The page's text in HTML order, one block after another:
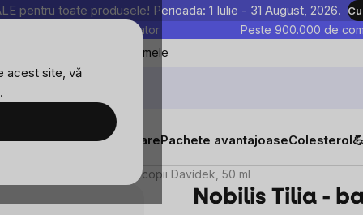
acest site, vă
.
pentru toate produsele! Perioada: 1 Iulie - 31 August, 2026.
sunt testate în laborator Peste 900.000 de
Favoritele mele
Suplimente alimentarePachete avantajoaseColesterol
de eucalipt pentru copii Davídek, 50 ml
Nobilis Tilia -